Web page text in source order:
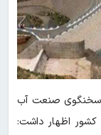
سخنگوی صنعت آب
اظهار داشت: